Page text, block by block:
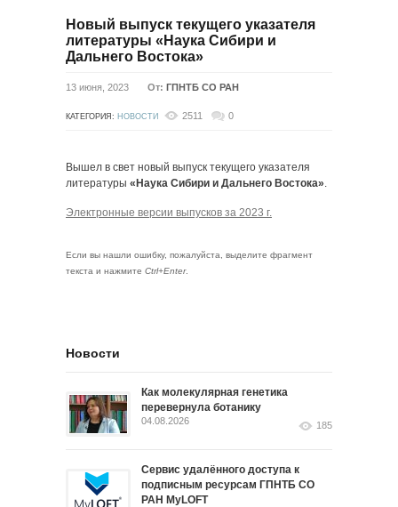
Новый выпуск текущего указателя
литературы «Наука Сибири и
Дальнего Востока»
13 июня, 2023 От: ГПНТБ СО РАН
КАТЕГОРИЯ: НОВОСТИ 2511 0
Вышел в свет новый выпуск текущего указателя
литературы «Наука Сибири и Дальнего Востока».
Электронные версии выпусков за 2023 г.
Если вы нашли ошибку, пожалуйста, выделите фрагмент
текста и нажмите Ctrl+Enter.
Новости
Как молекулярная генетика
перевернула ботанику
04.08.2026 185
Сервис удалённого доступа к
подписным ресурсам ГПНТБ СО
РАН MyLOFT